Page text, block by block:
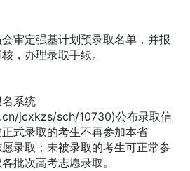
审定强基计划预录取名单，并报
，办理录取手续。
系统
jcxkzs/sch/10730)公布录取信
式录取的考生不再参加本省
愿录取；未被录取的考生可正常参
批次高考志愿录取。